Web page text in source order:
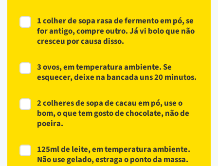
1 colher de sopa rasa de fermento em pó, se
for antigo, compre outro. Já vi bolo que não
cresceu por causa disso.
3 ovos, em temperatura ambiente. Se
esquecer, deixe na bancada uns 20 minutos.
2 colheres de sopa de cacau em pó, use o
bom, o que tem gosto de chocolate, não de
poeira.
125ml de leite, em temperatura ambiente.
Não use gelado, estraga o ponto da massa.